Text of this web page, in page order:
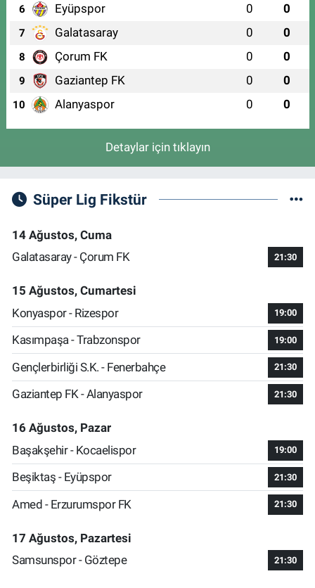
6 Eyüpspor 0 0
7 Galatasaray 0 0
8 Çorum FK 0 0
9 Gaziantep FK 0 0
10 Alanyaspor 0 0
Detaylar için tıklayın
Süper Lig Fikstür
14 Ağustos, Cuma
Galatasaray - Çorum FK
21:30
15 Ağustos, Cumartesi
Konyaspor - Rizespor
19:00
Kasımpaşa - Trabzonspor 19:00
Gençlerbirliği S.K. - Fenerbahçe 21:30
Gaziantep FK - Alanyaspor 21:30
16 Ağustos, Pazar
Başakşehir - Kocaelispor
19:00
Beşiktaş - Eyüpspor 21:30
Amed - Erzurumspor FK 21:30
17 Ağustos, Pazartesi
Samsunspor - Göztepe
21:30